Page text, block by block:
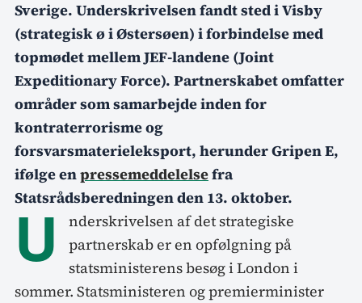
Sverige. Underskrivelsen fandt sted i Visby
(strategisk ø i Østersøen) i forbindelse med
topmødet mellem JEF-landene (Joint
Expeditionary Force). Partnerskabet omfatter
områder som samarbejde inden for
kontraterrorisme og
forsvarsmaterieleksport, herunder Gripen E,
ifølge enpressemeddelelsefra
Statsrådsberedningen den 13. oktober.
U
nderskrivelsen af det strategiske
partnerskab er en opfølgning på
statsministerens besøg i London i
sommer. Statsministeren og premierminister